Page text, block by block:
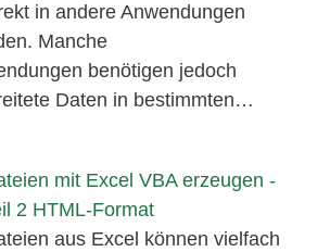
in andere Anwendungen
Manche
benötigen jedoch
Daten in bestimmten…
mit Excel VBA erzeugen -
2 HTML-Format
aus Excel können vielfach